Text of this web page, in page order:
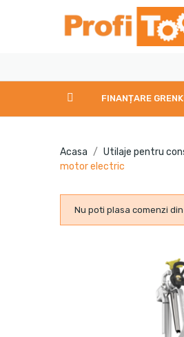
FINANȚARE
Acasa Utilaje pentru
motor electric
Nu poti plasa comenzi